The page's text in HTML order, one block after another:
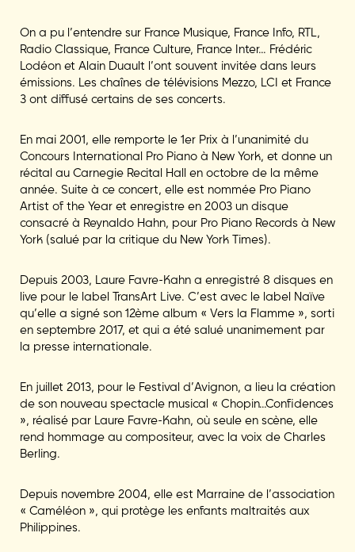
On a pu l’entendre sur France Musique, France Info, RTL,
Radio Classique, France Culture, France Inter… Frédéric
Lodéon et Alain Duault l’ont souvent invitée dans leurs
émissions. Les chaînes de télévisions Mezzo, LCI et France
3 ont diffusé certains de ses concerts.
En mai 2001, elle remporte le 1er Prix à l’unanimité du
Concours International Pro Piano à New York, et donne un
récital au Carnegie Recital Hall en octobre de la même
année. Suite à ce concert, elle est nommée Pro Piano
Artist of the Year et enregistre en 2003 un disque
consacré à Reynaldo Hahn, pour Pro Piano Records à New
York (salué par la critique du New York Times).
Depuis 2003, Laure Favre-Kahn a enregistré 8 disques en
live pour le label TransArt Live. C’est avec le label Naïve
qu’elle a signé son 12ème album « Vers la Flamme », sorti
en septembre 2017, et qui a été salué unanimement par
la presse internationale.
En juillet 2013, pour le Festival d’Avignon, a lieu la création
de son nouveau spectacle musical « Chopin…Confidences
», réalisé par Laure Favre-Kahn, où seule en scène, elle
rend hommage au compositeur, avec la voix de Charles
Berling.
Depuis novembre 2004, elle est Marraine de l’association
« Caméléon », qui protège les enfants maltraités aux
Philippines.